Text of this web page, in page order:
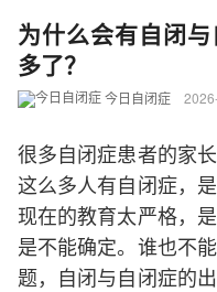
为什么会有自闭
多了？
今日自闭症
很多自闭症患者的家
这么多人有自闭症，
现在的教育太严格，
是不能确定。谁也不
题，自闭与自闭症的